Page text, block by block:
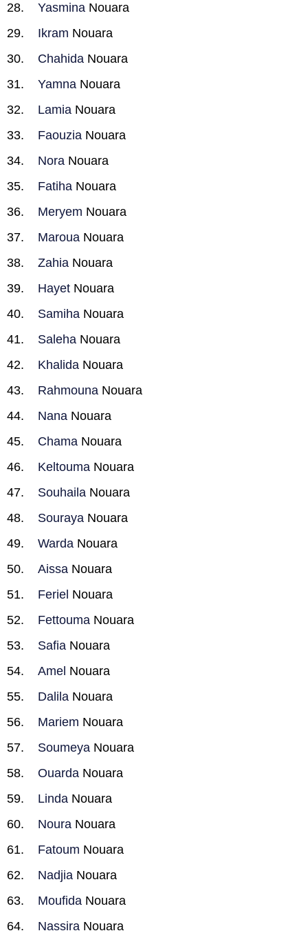
Yasmina Nouara
Ikram Nouara
Chahida Nouara
Yamna Nouara
Lamia Nouara
Faouzia Nouara
Nora Nouara
Fatiha Nouara
Meryem Nouara
Maroua Nouara
Zahia Nouara
Hayet Nouara
Samiha Nouara
Saleha Nouara
Khalida Nouara
Rahmouna Nouara
Nana Nouara
Chama Nouara
Keltouma Nouara
Souhaila Nouara
Souraya Nouara
Warda Nouara
Aissa Nouara
Feriel Nouara
Fettouma Nouara
Safia Nouara
Amel Nouara
Dalila Nouara
Mariem Nouara
Soumeya Nouara
Ouarda Nouara
Linda Nouara
Noura Nouara
Fatoum Nouara
Nadjia Nouara
Moufida Nouara
Nassira Nouara